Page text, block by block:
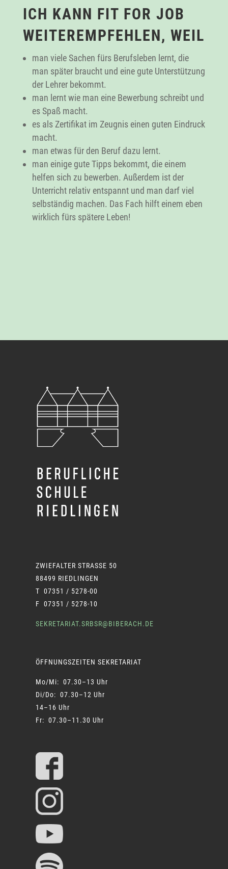
ICH KANN FIT FOR JOB
WEITEREMPFEHLEN, WEIL
man viele Sachen fürs Berufsleben lernt, die
man später braucht und eine gute Unterstützung
der Lehrer bekommt.
man lernt wie man eine Bewerbung schreibt und
es Spaß macht.
es als Zertifikat im Zeugnis einen guten Eindruck
macht.
man etwas für den Beruf dazu lernt.
man einige gute Tipps bekommt, die einem
helfen sich zu bewerben. Außerdem ist der
Unterricht relativ entspannt und man darf viel
selbständig machen. Das Fach hilft einem eben
wirklich fürs spätere Leben!
ZWIEFALTER STRASSE 50
88499 RIEDLINGEN
T 07351 / 5278-00
F 07351 / 5278-10
SEKRETARIAT.SRBSR@BIBERACH.DE
ÖFFNUNGSZEITEN SEKRETARIAT
Mo/Mi: 07.30–13 Uhr
Di/Do: 07.30–12 Uhr
14–16 Uhr
Fr: 07.30–11.30 Uhr